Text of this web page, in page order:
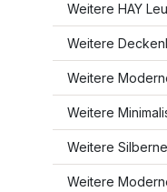
Weitere HAY
Weitere
Weitere
Weitere
Weitere
Weitere